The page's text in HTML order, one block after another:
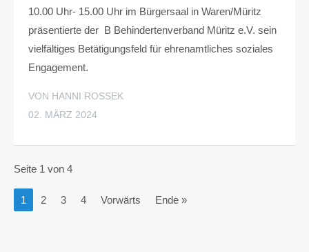
10.00 Uhr- 15.00 Uhr im Bürgersaal in Waren/Müritz
präsentierte der B Behindertenverband Müritz e.V. sein
vielfältiges Betätigungsfeld für ehrenamtliches soziales
Engagement.
VON HANNI ROSSEK
02. MÄRZ 2024
Seite 1 von 4
1 2 3 4 Vorwärts Ende »